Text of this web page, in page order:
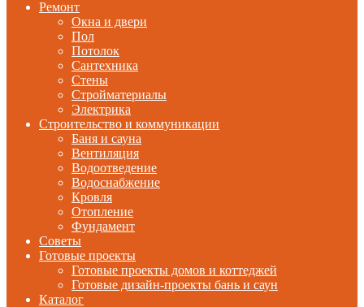
Ремонт
Окна и двери
Пол
Потолок
Сантехника
Стены
Стройматериалы
Электрика
Строительство и коммуникации
Баня и сауна
Вентиляция
Водоотведение
Водоснабжение
Кровля
Отопление
Фундамент
Советы
Готовые проекты
Готовые проекты домов и коттеджей
Готовые дизайн-проекты бань и саун
Каталог